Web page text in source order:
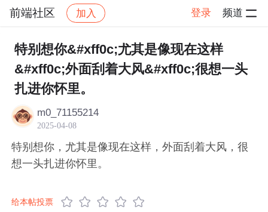
前端社区 加入 登录 频道
社区 前端社区 感慨 帖子详情
特别想你&#xff0c;尤其是像现在这样
&#xff0c;外面刮着大风&#xff0c;很想一头
扎进你怀里。
m0_71155214
2025-04-08
特别想你，尤其是像现在这样，外面刮着大风，很
想一头扎进你怀里。
给本帖投票